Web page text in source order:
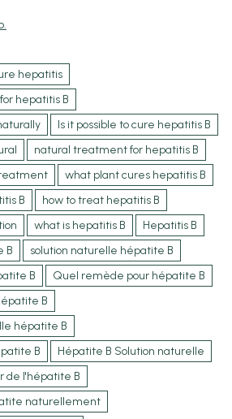
hepatitis
hepatitis B
Is it possible to cure hepatitis B
natural treatment for hepatitis B
what plant cures hepatitis B
B
how to treat hepatitis B
what is hepatitis B
Hepatitis B
B
solution naturelle hépatite B
B
Quel remède pour hépatite B
B
hépatite B
B
Hépatite B Solution naturelle
de l'hépatite B
naturellement